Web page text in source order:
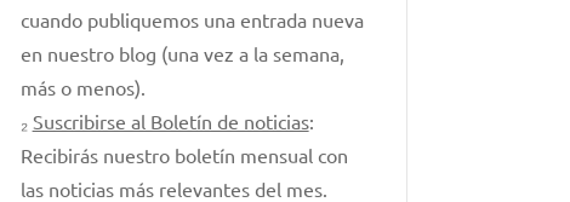
cuando publiquemos una entrada nueva
en nuestro blog (una vez a la semana,
más o menos).
₂ Suscribirse al Boletín de noticias:
Recibirás nuestro boletín mensual con
las noticias más relevantes del mes.